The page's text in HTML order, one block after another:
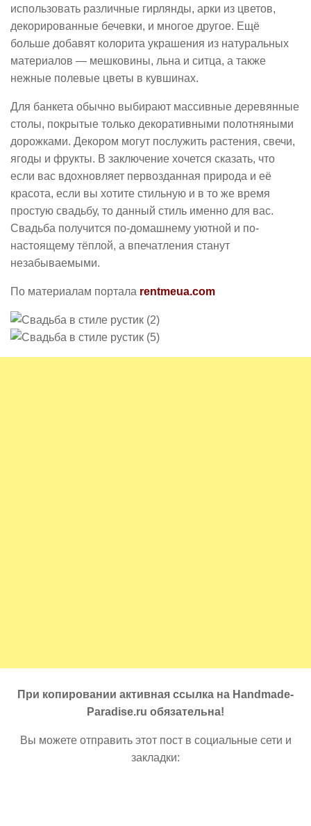
использовать различные гирлянды, арки из цветов,
декорированные бечевки, и многое другое. Ещё
больше добавят колорита украшения из натуральных
материалов — мешковины, льна и ситца, а также
нежные полевые цветы в кувшинах.
Для банкета обычно выбирают массивные деревянные
столы, покрытые только декоративными полотняными
дорожками. Декором могут послужить растения, свечи,
ягоды и фрукты. В заключение хочется сказать, что
если вас вдохновляет первозданная природа и её
красота, если вы хотите стильную и в то же время
простую свадьбу, то данный стиль именно для вас.
Свадьба получится по-домашнему уютной и по-
настоящему тёплой, а впечатления станут
незабываемыми.
По материалам портала rentmeua.com
При копировании активная ссылка на Handmade-
Paradise.ru обязательна!
Вы можете отправить этот пост в социальные сети и
закладки: